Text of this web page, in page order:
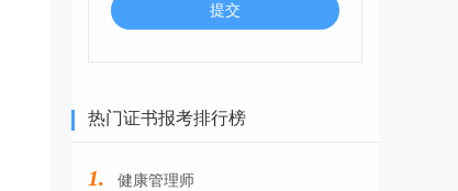
提交
热门证书报考排行榜
1. 健康管理师